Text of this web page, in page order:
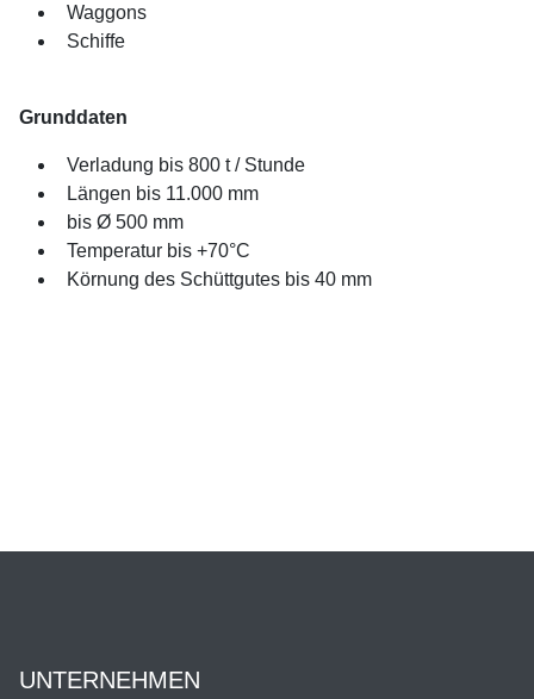
Waggons
Schiffe
Grunddaten
Verladung bis 800 t / Stunde
Längen bis 11.000 mm
bis Ø 500 mm
Temperatur bis +70°C
Körnung des Schüttgutes bis 40 mm
UNTERNEHMEN